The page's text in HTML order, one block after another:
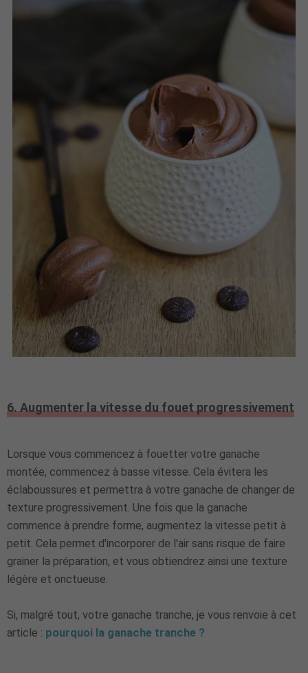
6. Augmenter la vitesse du fouet progressivement
Lorsque vous commencez à fouetter votre ganache
montée, commencez à basse vitesse. Cela évitera les
éclaboussures et permettra à votre ganache de changer de
texture progressivement. Une fois que la ganache
commence à prendre forme, augmentez la vitesse petit à
petit. Cela permet d'incorporer de l'air sans risque de faire
grainer la préparation, et vous obtiendrez ainsi une texture
légère et onctueuse.
Si, malgré tout, votre ganache tranche, je vous renvoie à cet
article : pourquoi la ganache tranche ?